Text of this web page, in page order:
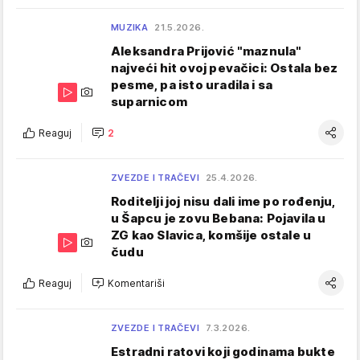
MUZIKA 21.5.2026.
Aleksandra Prijović "maznula"
najveći hit ovoj pevačici: Ostala bez
pesme, pa isto uradila i sa
suparnicom
Reaguj 2
ZVEZDE I TRAČEVI 25.4.2026.
Roditelji joj nisu dali ime po rođenju,
u Šapcu je zovu Bebana: Pojavila u
ZG kao Slavica, komšije ostale u
čudu
Reaguj Komentariši
ZVEZDE I TRAČEVI 7.3.2026.
Estradni ratovi koji godinama bukte